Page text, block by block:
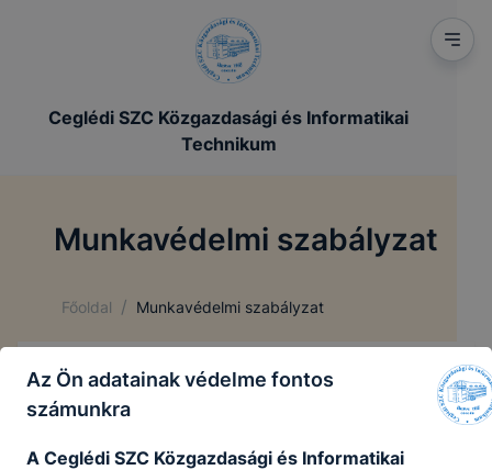
Ceglédi SZC Közgazdasági és Informatikai
Technikum
Munkavédelmi szabályzat
Főoldal / Munkavédelmi szabályzat
Munkavédelmi szabályzat
Az Ön adatainak védelme fontos
számunkra
A Ceglédi SZC Közgazdasági és Informatikai